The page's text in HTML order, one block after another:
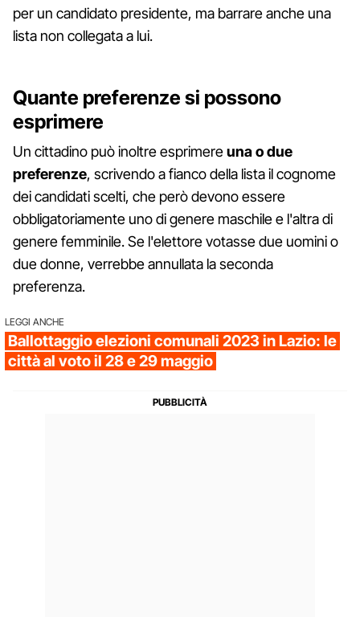
per un candidato presidente, ma barrare anche una
lista non collegata a lui.
Quante preferenze si possono
esprimere
Un cittadino può inoltre esprimereuna o due
preferenze, scrivendo a fianco della lista il cognome
dei candidati scelti, che però devono essere
obbligatoriamente uno di genere maschile e l'altra di
genere femminile. Se l'elettore votasse due uomini o
due donne, verrebbe annullata la seconda
preferenza.
LEGGI ANCHE
Ballottaggio elezioni comunali 2023 in Lazio: le
città al voto il 28 e 29 maggio